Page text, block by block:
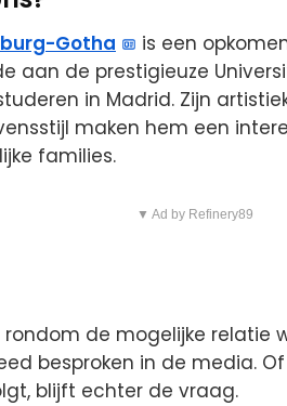
Gotha
is een
aan de prestigieuze
in Madrid. Zijn
maken hem een
families.
▼ Ad by Refinery89
de mogelijke relatie
besproken in de media.
blijft echter de vraag.